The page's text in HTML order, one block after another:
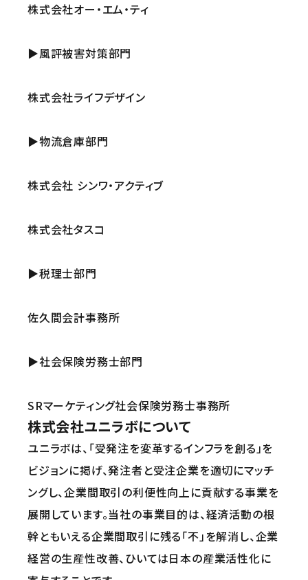
株式会社オー・エム・ティ
▶風評被害対策部門
株式会社ライフデザイン
▶物流倉庫部門
株式会社 シンワ・アクティブ
株式会社タスコ
▶税理士部門
佐久間会計事務所
▶社会保険労務士部門
SRマーケティング社会保険労務士事務所
株式会社ユニラボについて
ユニラボは、「受発注を変革するインフラを創る」を
ビジョンに掲げ、発注者と受注企業を適切にマッチ
ングし、企業間取引の利便性向上に貢献する事業を
展開しています。当社の事業目的は、経済活動の根
幹ともいえる企業間取引に残る「不」を解消し、企業
経営の生産性改善、ひいては日本の産業活性化に